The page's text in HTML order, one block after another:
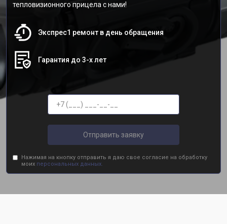
тепловизионного прицела с нами!
Экспрес1 ремонт в день обращения
Гарантия до 3-х лет
Отправить заявку
Нажимая на кнопку отправить я даю свое согласие на обработку
моих персональных данных.